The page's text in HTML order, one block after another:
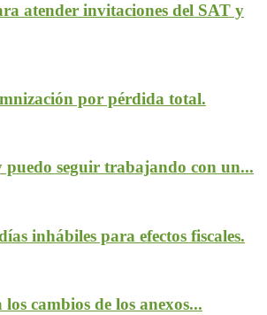
atender invitaciones del SAT y
por pérdida total.
seguir trabajando con un...
inhábiles para efectos fiscales.
cambios de los anexos...